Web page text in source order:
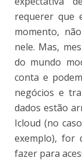
requerer que
momento,
nele. Mas,
do mundo
conta e
negócios e
dados estão
Icloud (no
exemplo), for
fazer para